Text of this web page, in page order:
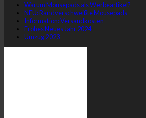
Warum Mousepads als Werbeartikel?
NEU: Randverschweißte Mousepads
Information: Versandkosten
Frohes Neues Jahr 2024
Umzug 2023